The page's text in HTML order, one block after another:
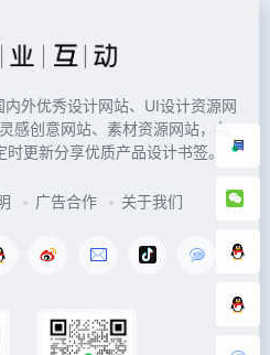
外优秀设计网站、UI设计资源网
感创意网站、素材资源网站，各
更新分享优质产品设计书签。
广告合作 关于我们